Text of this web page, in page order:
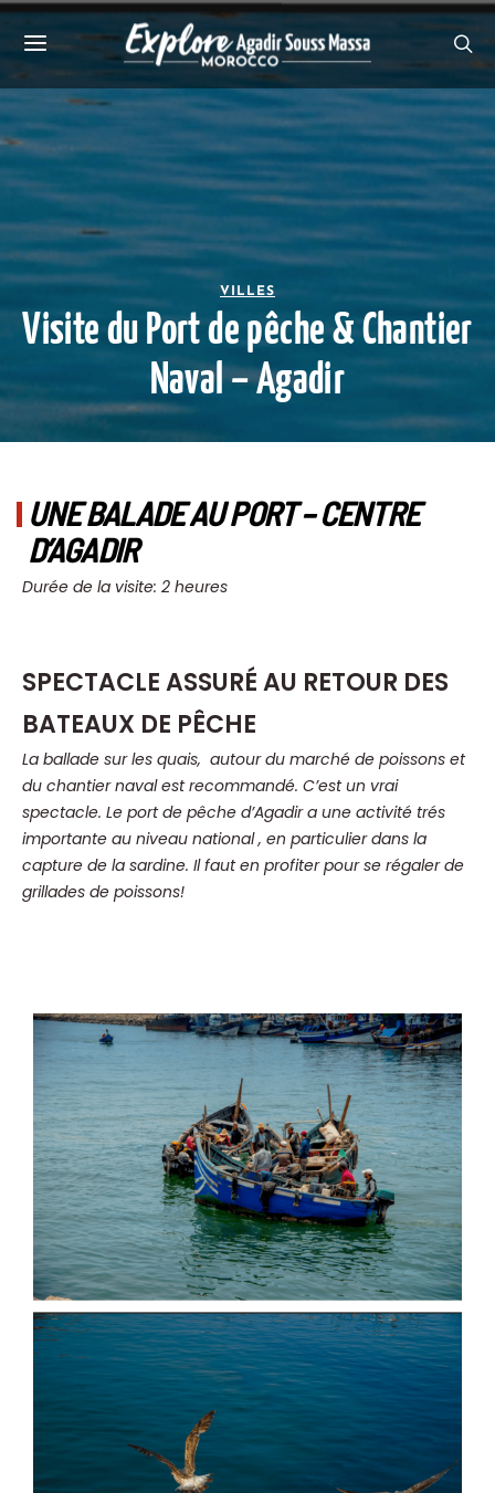
VILLES
Visite du Port de pêche & Chantier
Naval – Agadir
UNE BALADE AU PORT – CENTRE
D’AGADIR
Durée de la visite: 2 heures
SPECTACLE ASSURÉ AU RETOUR DES
BATEAUX DE PÊCHE
La ballade sur les quais, autour du marché de poissons et
du chantier naval est recommandé. C’est un vrai
spectacle. Le port de pêche d’Agadir a une activité trés
importante au niveau national , en particulier dans la
capture de la sardine. Il faut en profiter pour se régaler de
grillades de poissons!